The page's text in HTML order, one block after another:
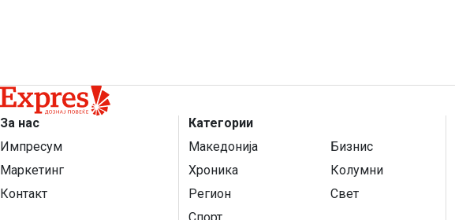
За нас
Импресум
Маркетинг
Контакт
Категории
Македонија
Бизнис
Хроника
Колумни
Регион
Свет